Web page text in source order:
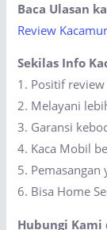
Baca Ulasan
Review
Sekilas Info
1. Positif
2. Melayani
3. Garansi
4. Kaca Mobil
5. Pemasangan
6. Bisa Home
Hubungi